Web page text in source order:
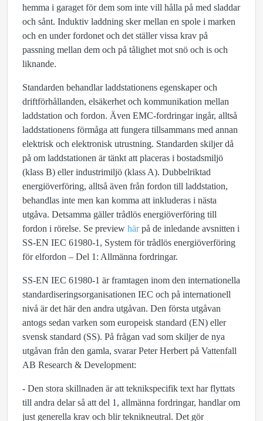
hemma i garaget för dem som inte vill hålla på med sladdar
och sånt. Induktiv laddning sker mellan en spole i marken
och en under fordonet och det ställer vissa krav på
passning mellan dem och på tålighet mot snö och is och
liknande.
Standarden behandlar laddstationens egenskaper och
driftförhållanden, elsäkerhet och kommunikation mellan
laddstation och fordon. Även EMC-fordringar ingår, alltså
laddstationens förmåga att fungera tillsammans med annan
elektrisk och elektronisk utrustning. Standarden skiljer då
på om laddstationen är tänkt att placeras i bostadsmiljö
(klass B) eller industrimiljö (klass A). Dubbelriktad
energiöverföring, alltså även från fordon till laddstation,
behandlas inte men kan komma att inkluderas i nästa
utgåva. Detsamma gäller trådlös energiöverföring till
fordon i rörelse. Se preview härpå de inledande avsnitten i
SS-EN IEC 61980-1, System för trådlös energiöverföring
för elfordon – Del 1: Allmänna fordringar.
SS-EN IEC 61980-1 är framtagen inom den internationella
standardiseringsorganisationen IEC och på internationell
nivå är det här den andra utgåvan. Den första utgåvan
antogs sedan varken som europeisk standard (EN) eller
svensk standard (SS). På frågan vad som skiljer de nya
utgåvan från den gamla, svarar Peter Herbert på Vattenfall
AB Research & Development:
- Den stora skillnaden är att teknikspecifik text har flyttats
till andra delar så att del 1, allmänna fordringar, handlar om
just generella krav och blir teknikneutral. Det gör